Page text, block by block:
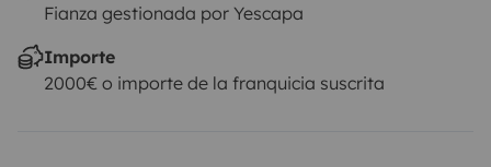
Fianza gestionada por Yescapa
Importe
2000€ o importe de la franquicia suscrita